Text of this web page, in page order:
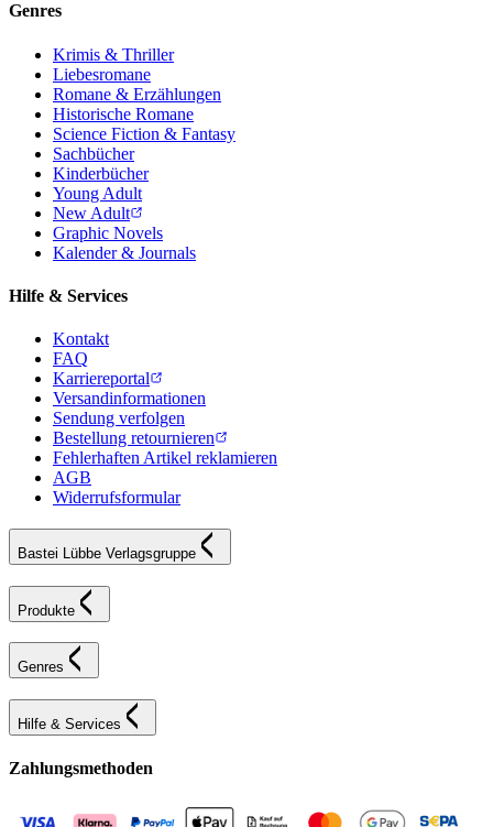
Genres
Krimis & Thriller
Liebesromane
Romane & Erzählungen
Historische Romane
Science Fiction & Fantasy
Sachbücher
Kinderbücher
Young Adult
New Adult
Graphic Novels
Kalender & Journals
Hilfe & Services
Kontakt
FAQ
Karriereportal
Versandinformationen
Sendung verfolgen
Bestellung retournieren
Fehlerhaften Artikel reklamieren
AGB
Widerrufsformular
Bastei Lübbe Verlagsgruppe
Produkte
Genres
Hilfe & Services
Zahlungsmethoden